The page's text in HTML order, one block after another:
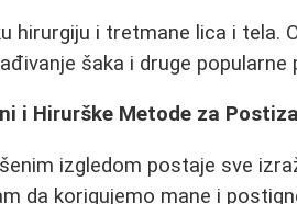
hirurgiju i tretmane lica i tela.
šaka i druge popularne
i Hirurške Metode za
izgledom postaje sve
da korigujemo mane i